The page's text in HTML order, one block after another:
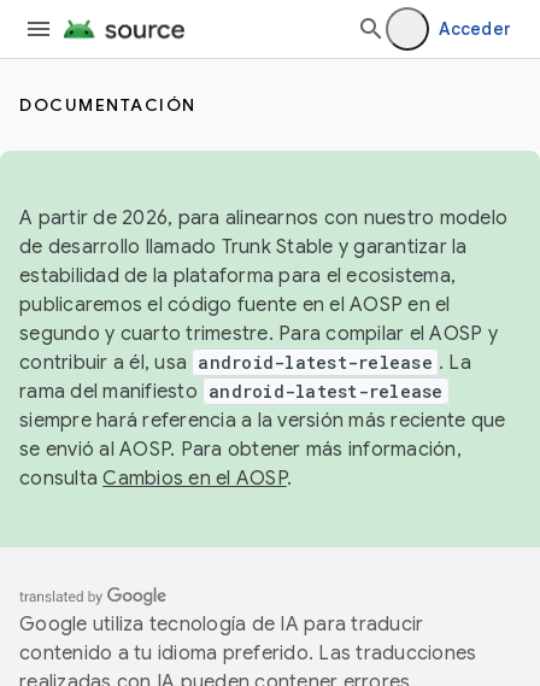
Acceder
DOCUMENTACIÓN
A partir de 2026, para alinearnos con nuestro modelo
de desarrollo llamado Trunk Stable y garantizar la
estabilidad de la plataforma para el ecosistema,
publicaremos el código fuente en el AOSP en el
segundo y cuarto trimestre. Para compilar el AOSP y
contribuir a él, usa android-latest-release . La
rama del manifiesto android-latest-release
siempre hará referencia a la versión más reciente que
se envió al AOSP. Para obtener más información,
consultaCambios en el AOSP.
Google utiliza tecnología de IA para traducir
contenido a tu idioma preferido. Las traducciones